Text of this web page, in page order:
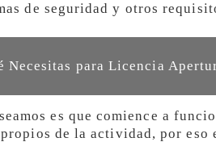
de seguridad y otros
Necesitas para Licencia
es que comience a
de la actividad, por eso